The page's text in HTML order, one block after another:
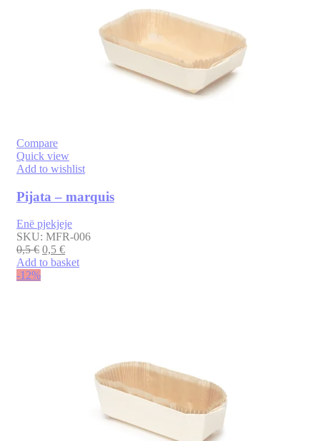
Compare
Quick view
Add to wishlist
Pijata – marquis
Enë pjekjeje
SKU: MFR-006
0,5€ 0,5 €
Add to basket
-12%